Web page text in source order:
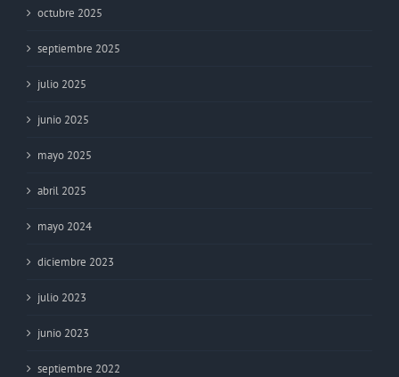
octubre 2025
septiembre 2025
julio 2025
junio 2025
mayo 2025
abril 2025
mayo 2024
diciembre 2023
julio 2023
junio 2023
septiembre 2022